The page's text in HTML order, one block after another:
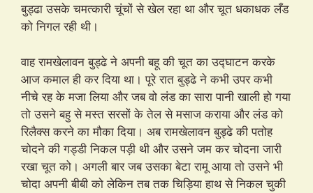
बुड्ढा उसके चमत्कारी चूंचों से खेल रहा था और चूत धकाधक लँड
को निगल रही थी।
वाह रामखेलावन बुड्ढे ने अपनी बहू की चूत का उद्घाटन करके
आज कमाल ही कर दिया था। पूरे रात बुड्ढे ने कभी उपर कभी
नीचे रह के मजा लिया और जब वो लंड का सारा पानी खाली हो गया
तो उसने बहु से मस्त सरसों के तेल से मसाज कराया और लंड को
रिलैक्स करने का मौका दिया। अब रामखेलावन बुड्ढे की पतोह
चोदने की गड्डी निकल पड़ी थी और उसने जम कर चोदना जारी
रखा चूत को। अगली बार जब उसका बेटा रामू आया तो उसने भी
चोदा अपनी बीबी को लेकिन तब तक चिड़िया हाथ से निकल चुकी